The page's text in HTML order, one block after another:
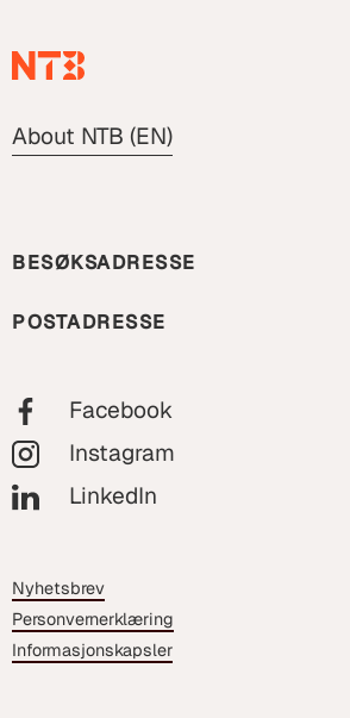
About NTB (EN)
BESØKSADRESSE
POSTADRESSE
Facebook
Instagram
LinkedIn
Nyhetsbrev
Personvernerklæring
Informasjonskapsler